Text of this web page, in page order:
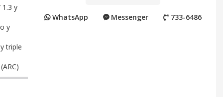
y
y
triple
WhatsApp Messenger 733-6486